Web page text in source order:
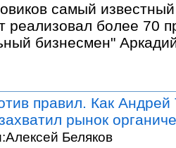
самый
реализовал более 70
бизнесмен"
правил. Как
рынок
Беляков